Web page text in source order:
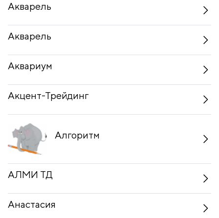
Акварель
Акварель
Аквариум
Акцент-Трейдинг
Алгоритм
АЛМИ ТД
Анастасия